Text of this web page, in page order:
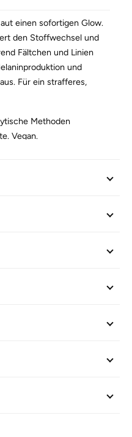
einen sofortigen Glow.
den Stoffwechsel und
Fältchen und Linien
und
Für ein strafferes,
Methoden
Vegan.